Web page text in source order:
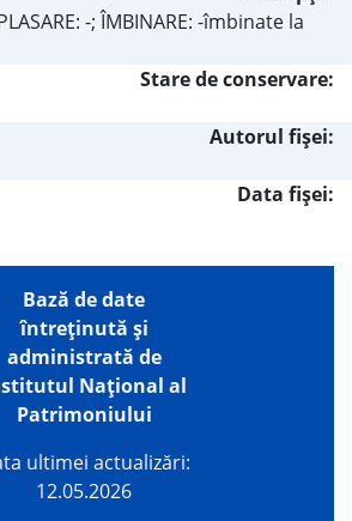
-; ÎMBINARE: -îmbinate la
Stare de conservare:
Autorul fişei:
Data fișei:
Bază de date
întreţinută şi
administrată de
Național al
Patrimoniului
ultimei actualizări:
12.05.2026